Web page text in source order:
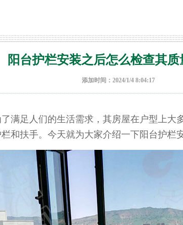
阳台护栏安装之后怎么检查其
添加时间：2024/1/4 8:04:17
足人们的生活需求，其房屋在户型上大
和扶手。今天就为大家介绍一下阳台护栏